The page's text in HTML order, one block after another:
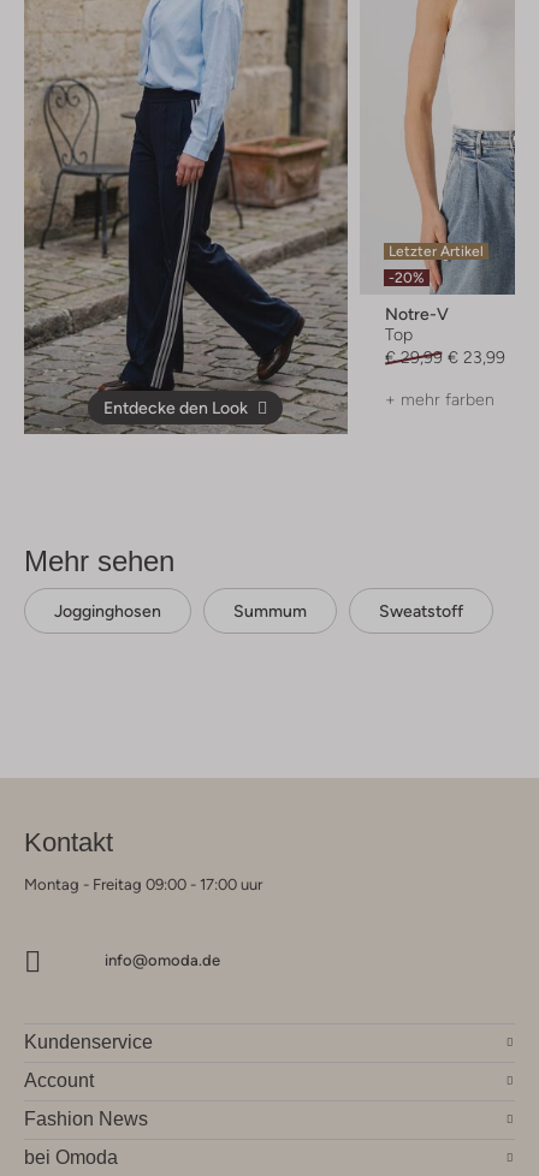
Entdecke den Look
Letzter Artikel
-20%
Notre-V
Top
€ 29,99 € 23,99
+ mehr farben
Mehr sehen
Jogginghosen Summum Sweatstoff
Kontakt
Montag - Freitag 09:00 - 17:00 uur
info@omoda.de
Kundenservice
Account
Fashion News
bei Omoda